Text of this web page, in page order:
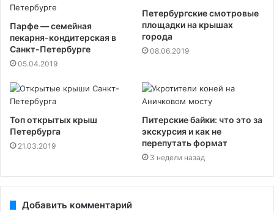
Парфе — семейная
пекарня-кондитерская в
Санкт-Петербурге
05.04.2019
Петербургские смотровые
площадки на крышах
города
08.06.2019
Топ открытых крыш
Петербурга
21.03.2019
Питерские байки: что это за
экскурсия и как не
перепутать формат
3 недели назад
Добавить комментарий